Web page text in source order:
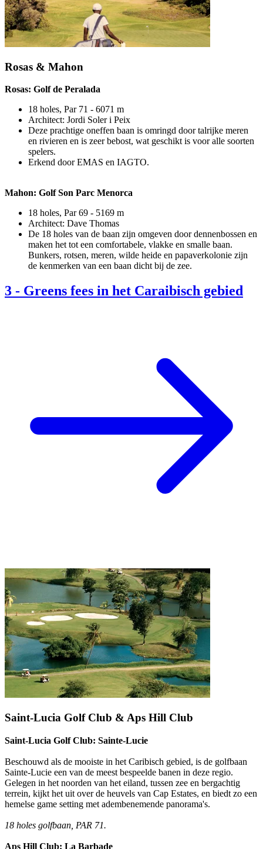
Rosas & Mahon
Rosas: Golf de Peralada
18 holes, Par 71 - 6071 m
Architect: Jordi Soler i Peix
Deze prachtige oneffen baan is omringd door talrijke meren
en rivieren en is zeer bebost, wat geschikt is voor alle soorten
spelers.
Erkend door EMAS en IAGTO.
Mahon: Golf Son Parc Menorca
18 holes, Par 69 - 5169 m
Architect: Dave Thomas
De 18 holes van de baan zijn omgeven door dennenbossen en
maken het tot een comfortabele, vlakke en smalle baan.
Bunkers, rotsen, meren, wilde heide en papaverkolonie zijn
de kenmerken van een baan dicht bij de zee.
3 - Greens fees in het Caraibisch gebied
Saint-Lucia Golf Club & Aps Hill Club
Saint-Lucia Golf Club: Sainte-Lucie
Beschouwd als de mooiste in het Caribisch gebied, is de golfbaan
Sainte-Lucie een van de meest bespeelde banen in deze regio.
Gelegen in het noorden van het eiland, tussen zee en bergachtig
terrein, kijkt het uit over de heuvels van Cap Estates, en biedt zo een
hemelse game setting met adembenemende panorama's.
18 holes golfbaan, PAR 71.
Aps Hill Club: La Barbade